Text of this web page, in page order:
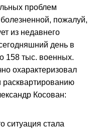
проблем
пожалуй,
из недавнего
день в
158 тыс. военных.
охарактеризовал
расквартированию
Косован:
ситуация стала